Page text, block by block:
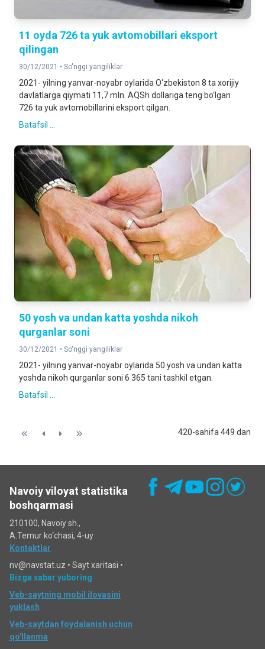
11 oyda 726 ta yuk avtomobillari eksport
qilingan
30/12/2021 • So'nggi yangiliklar
2021- yilning yanvar-noyabr oylarida O‘zbekiston 8 ta xorijiy
davlatlarga qiymati 11,7 mln. AQSh dollariga teng bo‘lgan
726 ta yuk avtomobillarini eksport qilgan.
Batafsil ...
50 yosh va undan katta yoshda nikoh
qurganlar soni
30/12/2021 • So'nggi yangiliklar
2021- yilning yanvar-noyabr oylarida 50 yosh va undan katta
yoshda nikoh qurganlar soni 6 365 tani tashkil etgan.
Batafsil ...
420-sahifa 449 dan
Navoiy viloyat statistika
boshqarmasi
210100, Navoiy sh.,
A.Temur ko‘chаsi, 4-uy
Kontaktlar
nv@navstat.uz • Sayt xaritasi •
Bizga xabar yuboring
Veb-saytning mobil ilovasini
yuklash
Veb-saytdan foydalanish uchun
qo'llanma